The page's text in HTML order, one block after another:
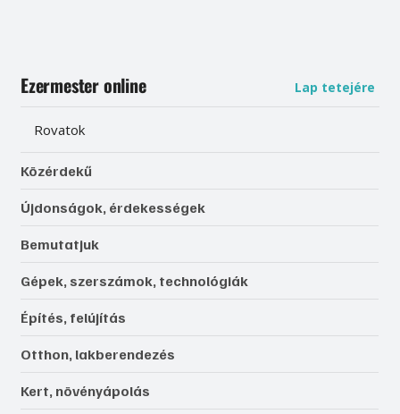
Ezermester online Lap tetejére
Rovatok
Közérdekű
Újdonságok, érdekességek
Bemutatjuk
Gépek, szerszámok, technológiák
Építés, felújítás
Otthon, lakberendezés
Kert, növényápolás